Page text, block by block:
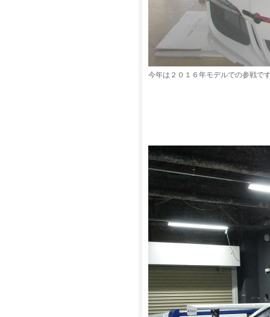
今年は２０１６年モデルでの参戦で